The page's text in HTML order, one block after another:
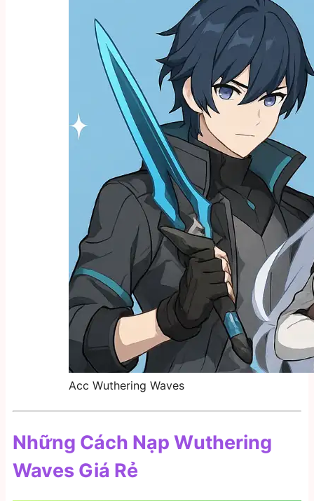
Acc Wuthering Waves
Những Cách Nạp Wuthering
Waves Giá Rẻ